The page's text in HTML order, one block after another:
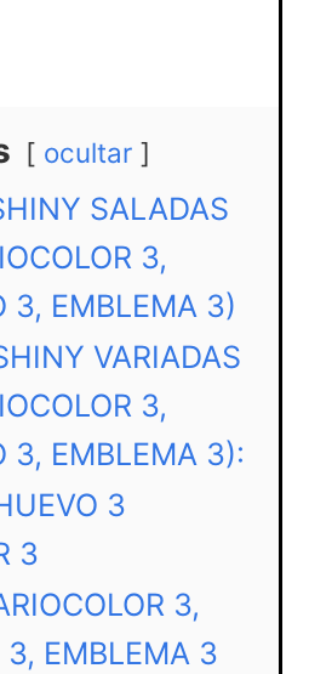
ocultar
SALADAS
3,
3, EMBLEMA 3)
VARIADAS
3,
3, EMBLEMA 3):
3
3
3,
3, EMBLEMA 3